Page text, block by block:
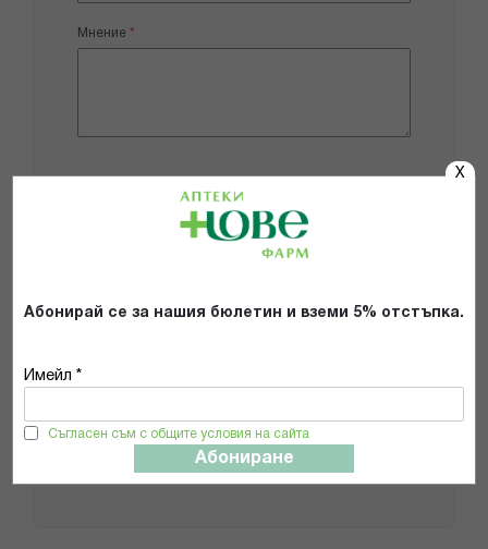
X
Абонирай се за нашия бюлетин и вземи 5% отстъпка.
Имейл *
Съгласен съм с общите условия на сайта
Абониране
Мнение
Прочетох и се съгласявам с
ИЗПРАТИ